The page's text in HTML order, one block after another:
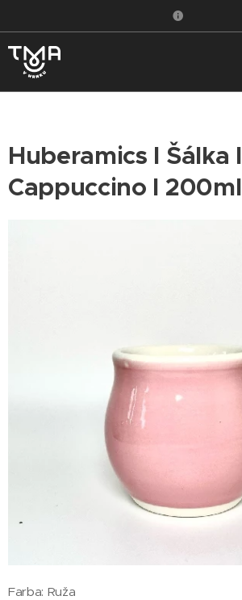
Huberamics I Šálka I
Cappuccino I 200ml
Farba: Ruža